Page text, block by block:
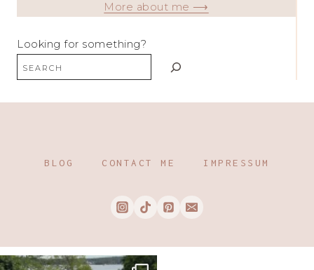
More about me ⟶
Looking for something?
BLOG CONTACT ME IMPRESSUM